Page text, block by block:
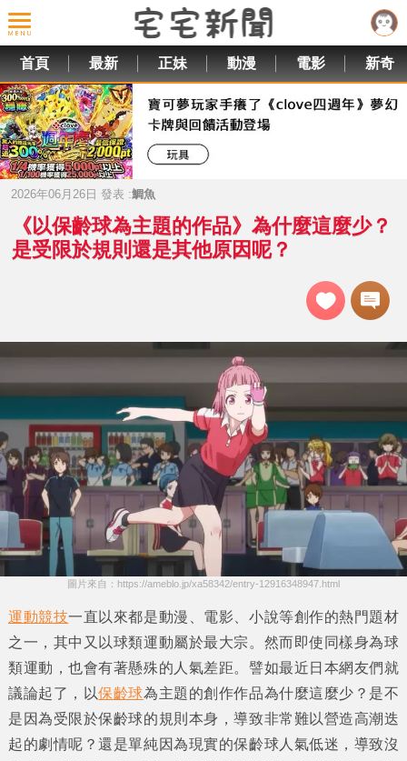
首頁 最新 正妹 動漫 電影 新奇
2026年06月26日 發表 :鯛魚
《以保齡球為主題的作品》為什麼這麼少？
是受限於規則還是其他原因呢？
圖片來自：https://ameblo.jp/xa58342/entry-12916348947.html
運動競技一直以來都是動漫、電影、小說等創作的熱門題材
之一，其中又以球類運動屬於最大宗。然而即使同樣身為球
類運動 ，也會有著懸殊的人氣差距。譬如最近日本網友們就
議論起了，以保齡球為主題的創作作品為什麼這麼少？是不
是因為受限於保齡球的規則本身，導致非常難以營造高潮迭
起的劇情呢？還是單純因為現實的保齡球人氣低迷，導致沒